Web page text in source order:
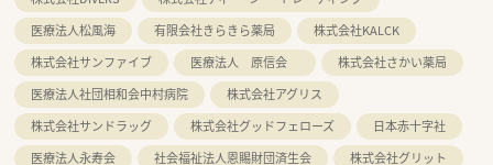
医療法人松風海
有限会社きらきら薬局
株式会社KALCK
株式会社サンファイブ
医療法人 原信会
株式会社さかい薬局
医療法人社団相和会中村病院
株式会社アグリス
株式会社サンドラッグ
株式会社グッドフェローズ
日本赤十字社
医療法人永寿会
社会福祉法人恩賜財団済生会
株式会社グリット